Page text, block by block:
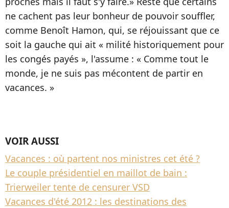
ne cachent pas leur bonheur de pouvoir souffler,
comme Benoît Hamon, qui, se réjouissant que ce
soit la gauche qui ait « milité historiquement pour
les congés payés », l'assume : « Comme tout le
monde, je ne suis pas mécontent de partir en
vacances. »
VOIR AUSSI
Vacances : où partent nos ministres cet été ?
Le couple présidentiel en maillot de bain :
Trierweiler tente de censurer VSD
Vacances d'été 2012 : les destinations des